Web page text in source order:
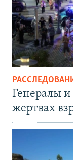
Генералы и
жертвах